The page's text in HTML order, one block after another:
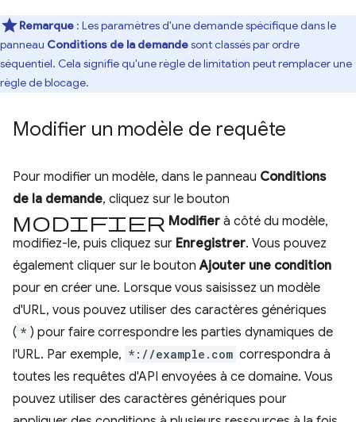
Remarque : Les paramètres d'une demande spécifique dans le
panneau Conditions de la demandesont classés par ordre
séquentiel. Cela signifie qu'une règle de limitation peut remplacer une
règle de blocage.
Modifier un modèle de requête
Pour modifier un modèle, dans le panneau Conditions
de la demande, cliquez sur le bouton
Modifier Modifier à côté du modèle,
modifiez-le, puis cliquez sur Enregistrer. Vous pouvez
également cliquer sur le boutonAjouter une condition
pour en créer une. Lorsque vous saisissez un modèle
d'URL, vous pouvez utiliser des caractères génériques
( * ) pour faire correspondre les parties dynamiques de
l'URL. Par exemple, *://example.com correspondra à
toutes les requêtes d'API envoyées à ce domaine. Vous
pouvez utiliser des caractères génériques pour